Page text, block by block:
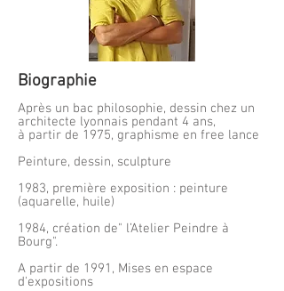
Biographie
Après un bac philosophie, dessin chez un
architecte lyonnais pendant 4 ans,
à partir de 1975, graphisme en free lance
Peinture, dessin, sculpture
1983, première exposition : peinture
(aquarelle, huile)
1984, création de" l’Atelier Peindre à
Bourg".
A partir de 1991, Mises en espace
d'expositions